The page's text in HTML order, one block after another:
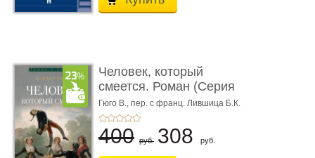
Человек, который
смеется. Роман (Серия
«Роман с ...
Гюго В., пер. с франц. Лившица Б.К.
400 руб. 308 руб.